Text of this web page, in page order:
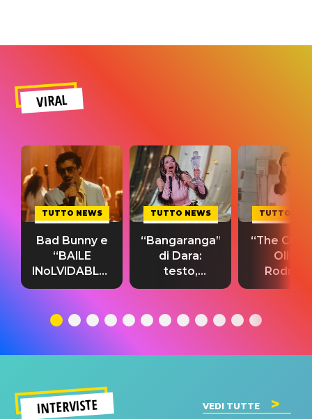
VIRAL
TUTTO NEWS
Bad Bunny e
“BAILE
INoLVIDABLE”:
testo,
significato
TUTTO NEWS
“Bangaranga”
di Dara:
testo,
traduzione e
del singolo
TUTTO
“The
Olivia
testo,
INTERVISTE VEDI TUTTE